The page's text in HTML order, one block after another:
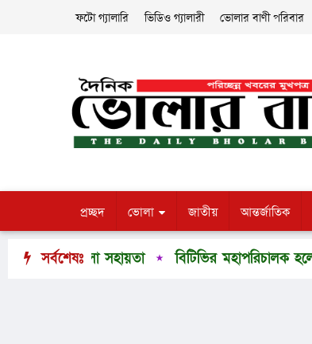
ফটো গ্যালারি ভিডিও গ্যালারী ভোলার বাণী পরিবার
প্রচ্ছদ ভোলা জাতীয় আন্তর্জাতিক
সর্বশেষঃ
সহায়তা বিটিভির মহাপরিচালক হলেন কাজী